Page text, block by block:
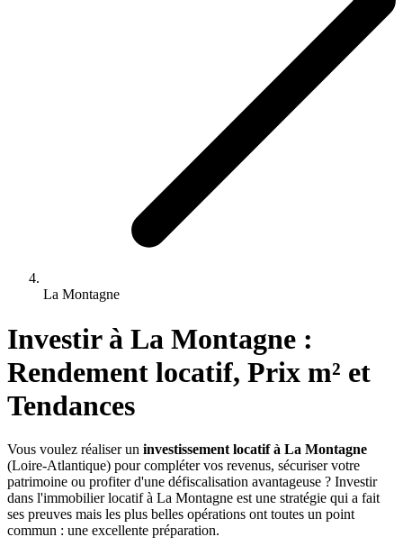
La Montagne
Investir à La Montagne :
Rendement locatif, Prix m² et
Tendances
Vous voulez réaliser un investissement locatif à La Montagne
(Loire-Atlantique) pour compléter vos revenus, sécuriser votre
patrimoine ou profiter d'une défiscalisation avantageuse ? Investir
dans l'immobilier locatif à La Montagne est une stratégie qui a fait
ses preuves mais les plus belles opérations ont toutes un point
commun : une excellente préparation.